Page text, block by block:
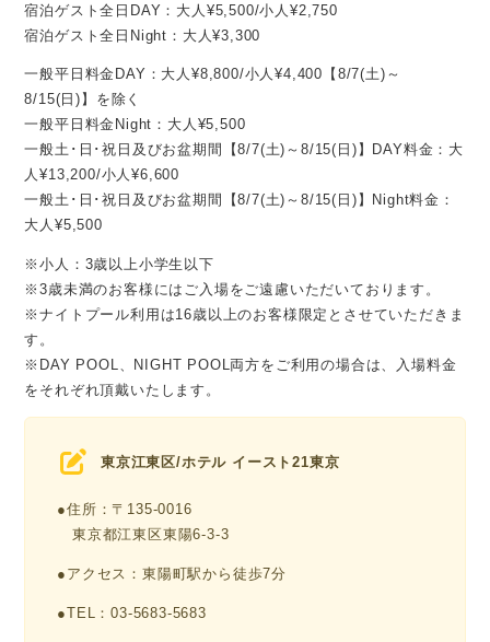
宿泊ゲスト全日DAY：大人¥5,500/小人¥2,750
宿泊ゲスト全日Night：大人¥3,300
一般平日料金DAY：大人¥8,800/小人¥4,400【8/7(土)～
8/15(日)】を除く
一般平日料金Night：大人¥5,500
一般土･日･祝日及びお盆期間【8/7(土)～8/15(日)】DAY料金：大
人¥13,200/小人¥6,600
一般土･日･祝日及びお盆期間【8/7(土)～8/15(日)】Night料金：
大人¥5,500
※小人：3歳以上小学生以下
※3歳未満のお客様にはご入場をご遠慮いただいております。
※ナイトプール利用は16歳以上のお客様限定とさせていただきま
す。
※DAY POOL、NIGHT POOL両方をご利用の場合は、入場料金
をそれぞれ頂戴いたします。
東京江東区/ホテル イースト21東京
●住所：〒135-0016
東京都江東区東陽6-3-3
●アクセス：東陽町駅から徒歩7分
●TEL：03-5683-5683